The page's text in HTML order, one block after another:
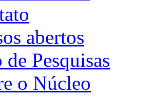
abertos
Pesquisas
o Núcleo